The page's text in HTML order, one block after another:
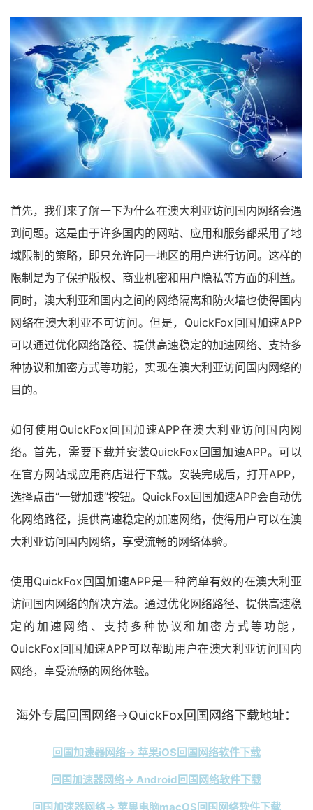
首先，我们来了解一下为什么在澳大利亚访问国内网络会遇
到问题。这是由于许多国内的网站、应用和服务都采用了地
域限制的策略，即只允许同一地区的用户进行访问。这样的
限制是为了保护版权、商业机密和用户隐私等方面的利益。
同时，澳大利亚和国内之间的网络隔离和防火墙也使得国内
网络在澳大利亚不可访问。但是，QuickFox回国加速APP
可以通过优化网络路径、提供高速稳定的加速网络、支持多
种协议和加密方式等功能，实现在澳大利亚访问国内网络的
目的。
如何使用QuickFox回国加速APP在澳大利亚访问国内网
络。首先，需要下载并安装QuickFox回国加速APP。可以
在官方网站或应用商店进行下载。安装完成后，打开APP，
选择点击“一键加速”按钮。QuickFox回国加速APP会自动优
化网络路径，提供高速稳定的加速网络，使得用户可以在澳
大利亚访问国内网络，享受流畅的网络体验。
使用QuickFox回国加速APP是一种简单有效的在澳大利亚
访问国内网络的解决方法。通过优化网络路径、提供高速稳
定的加速网络、支持多种协议和加密方式等功能，
QuickFox回国加速APP可以帮助用户在澳大利亚访问国内
网络，享受流畅的网络体验。
海外专属回国网络→QuickFox回国网络下载地址：
回国加速器网络→ 苹果iOS回国网络软件下载
回国加速器网络→ Android回国网络软件下载
回国加速器网络→ 苹果电脑macOS回国网络软件下载